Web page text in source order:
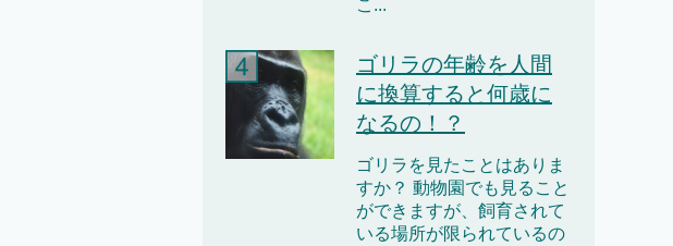
こ...
ゴリラの年齢を人間
に換算すると何歳に
なるの！？
ゴリラを見たことはありま
すか？ 動物園でも見ること
ができますが、飼育されて
いる場所が限られているの